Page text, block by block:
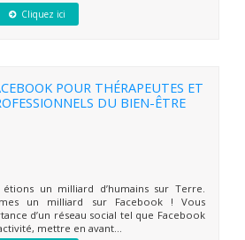
Cliquez ici
POUR THÉRAPEUTES ET
DU BIEN-ÊTRE
un milliard d’humains sur Terre.
un milliard sur Facebook ! Vous
d’un réseau social tel que Facebook
mettre en avant...